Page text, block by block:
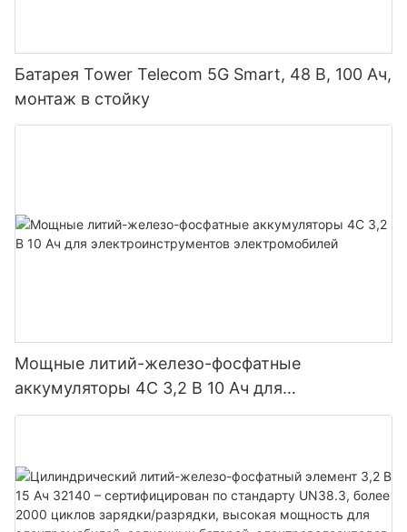
Батарея Tower Telecom 5G Smart, 48 В, 100 Ач,
монтаж в стойку
Мощные литий-железо-фосфатные
аккумуляторы 4C 3,2 В 10 Ач для
электроинструментов электромобилей